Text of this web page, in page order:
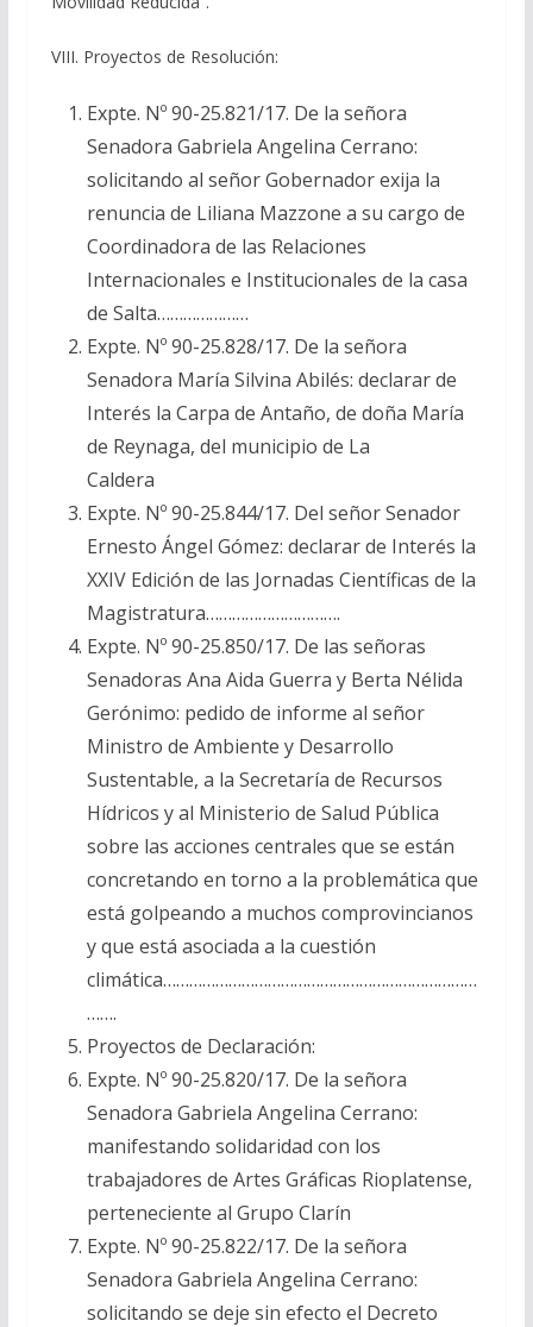
VIII. Proyectos de Resolución:
Expte. Nº 90-25.821/17. De la señora
Senadora Gabriela Angelina Cerrano:
solicitando al señor Gobernador exija la
renuncia de Liliana Mazzone a su cargo de
Coordinadora de las Relaciones
Internacionales e Institucionales de la casa
de Salta…………………
Expte. Nº 90-25.828/17. De la señora
Senadora María Silvina Abilés: declarar de
Interés la Carpa de Antaño, de doña María
de Reynaga, del municipio de La
Caldera
Expte. Nº 90-25.844/17. Del señor Senador
Ernesto Ángel Gómez: declarar de Interés la
XXIV Edición de las Jornadas Científicas de la
Magistratura………………………….
Expte. Nº 90-25.850/17. De las señoras
Senadoras Ana Aida Guerra y Berta Nélida
Gerónimo: pedido de informe al señor
Ministro de Ambiente y Desarrollo
Sustentable, a la Secretaría de Recursos
Hídricos y al Ministerio de Salud Pública
sobre las acciones centrales que se están
concretando en torno a la problemática que
está golpeando a muchos comprovincianos
y que está asociada a la cuestión
climática………………………………………………………………
…….
Proyectos de Declaración:
Expte. Nº 90-25.820/17. De la señora
Senadora Gabriela Angelina Cerrano:
manifestando solidaridad con los
trabajadores de Artes Gráficas Rioplatense,
perteneciente al Grupo Clarín
Expte. Nº 90-25.822/17. De la señora
Senadora Gabriela Angelina Cerrano:
solicitando se deje sin efecto el Decreto